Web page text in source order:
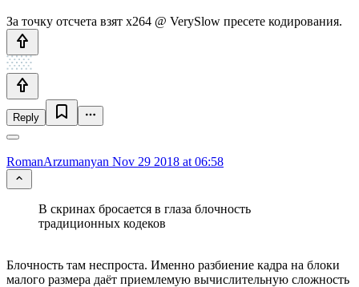
За точку отсчета взят х264 @ VerySlow пресете кодирования.
Reply
RomanArzumanyan Nov 29 2018 at 06:58
В скринах бросается в глаза блочность
традиционных кодеков
Блочность там неспроста. Именно разбиение кадра на блоки
малого размера даёт приемлемую вычислительную сложность